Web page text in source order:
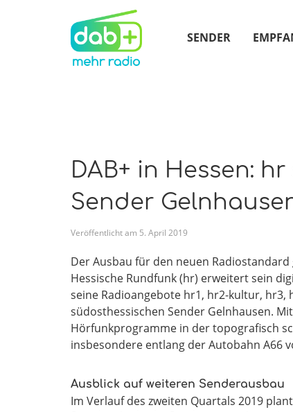
SENDER
DAB+ in Hessen:
Sender
Veröffentlicht am 5. April 2019
Der Ausbau für den neuen
Hessische Rundfunk (hr) erweitert sein
seine Radioangebote hr1, hr2-kultur, hr3,
südosthessischen Sender Gelnhausen.
Hörfunkprogramme in der topografisch
insbesondere entlang der Autobahn A66
Ausblick auf weiteren Senderausbau
Im Verlauf des zweiten Quartals 2019